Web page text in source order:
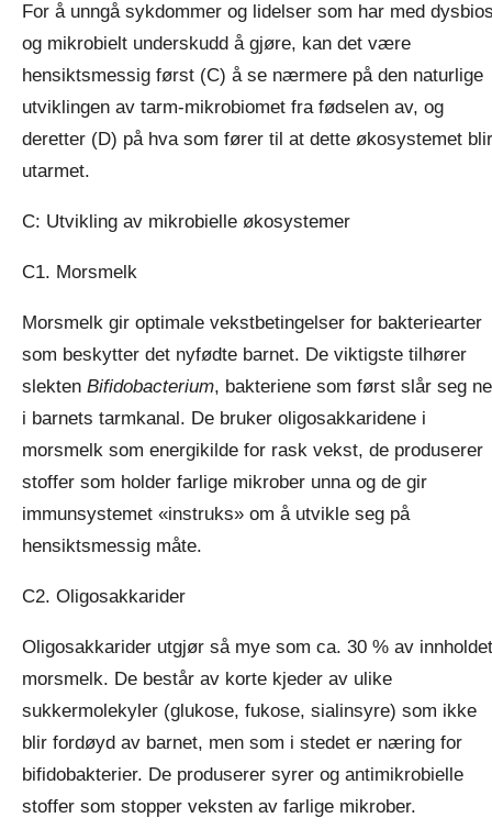
For å unngå sykdommer og lidelser som har med
og mikrobielt underskudd å gjøre, kan det være
hensiktsmessig først (C) å se nærmere på den naturlige
utviklingen av tarm-mikrobiomet fra fødselen av, og
deretter (D) på hva som fører til at dette økosystemet blir
utarmet.
C: Utvikling av mikrobielle økosystemer
C1. Morsmelk
Morsmelk gir optimale vekstbetingelser for bakteriearter
som beskytter det nyfødte barnet. De viktigste tilhører
slekten Bifidobacterium, bakteriene som først slår seg
i barnets tarmkanal. De bruker oligosakkaridene i
morsmelk som energikilde for rask vekst, de produserer
stoffer som holder farlige mikrober unna og de gir
immunsystemet «instruks» om å utvikle seg på
hensiktsmessig måte.
C2. Oligosakkarider
Oligosakkarider utgjør så mye som ca. 30 % av
morsmelk. De består av korte kjeder av ulike
sukkermolekyler (glukose, fukose, sialinsyre) som ikke
blir fordøyd av barnet, men som i stedet er næring for
bifidobakterier. De produserer syrer og antimikrobielle
stoffer som stopper veksten av farlige mikrober.